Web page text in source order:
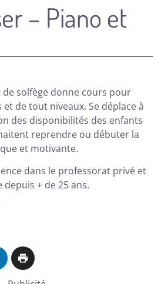
– Piano et
solfège donne cours pour
de tout niveaux. Se déplace à
des disponibilités des enfants
reprendre ou débuter la
et motivante.
dans le professorat privé et
+ de 25 ans.